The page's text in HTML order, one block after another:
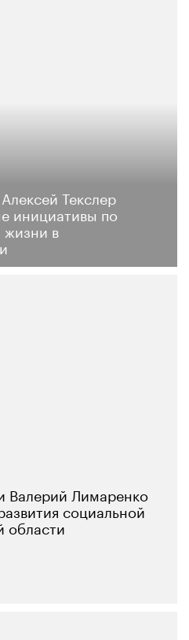
Текслер
инициативы по
жизни в
Валерий Лимаренко
социальной
области